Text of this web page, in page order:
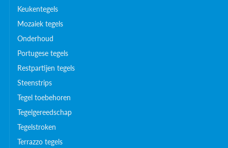
Keukentegels
Mozaiek tegels
Onderhoud
Portugese tegels
Restpartijen tegels
Steenstrips
Tegel toebehoren
Tegelgereedschap
Tegelstroken
Terrazzo tegels